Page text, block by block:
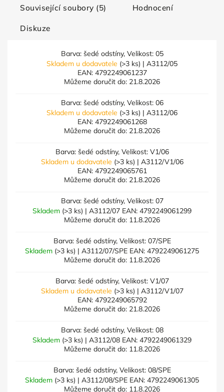
Související soubory (5) Hodnocení
Diskuze
Barva: šedé odstíny, Velikost: 05
Skladem u dodavatele (>3 ks) | A3112/05
EAN: 4792249061237
Můžeme doručit do: 21.8.2026
Barva: šedé odstíny, Velikost: 06
Skladem u dodavatele (>3 ks) | A3112/06
EAN: 4792249061268
Můžeme doručit do: 21.8.2026
Barva: šedé odstíny, Velikost: V1/06
Skladem u dodavatele (>3 ks) | A3112/V1/06
EAN: 4792249065761
Můžeme doručit do: 21.8.2026
Barva: šedé odstíny, Velikost: 07
Skladem (>3 ks) | A3112/07 EAN: 4792249061299
Můžeme doručit do: 11.8.2026
Barva: šedé odstíny, Velikost: 07/SPE
Skladem (>3 ks) | A3112/07/SPE EAN: 4792249061275
Můžeme doručit do: 11.8.2026
Barva: šedé odstíny, Velikost: V1/07
Skladem u dodavatele (>3 ks) | A3112/V1/07
EAN: 4792249065792
Můžeme doručit do: 21.8.2026
Barva: šedé odstíny, Velikost: 08
Skladem (>3 ks) | A3112/08 EAN: 4792249061329
Můžeme doručit do: 11.8.2026
Barva: šedé odstíny, Velikost: 08/SPE
Skladem (>3 ks) | A3112/08/SPE EAN: 4792249061305
Můžeme doručit do: 11.8.2026